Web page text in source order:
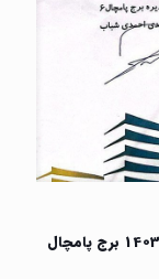
آگهی دعوت به مجمع عمومی عادی سالیانه سال 1403 برج پامچال